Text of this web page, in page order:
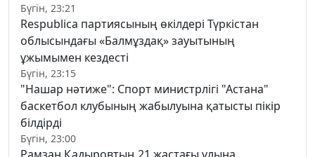
Бүгін, 23:21
Respublica партиясының өкілдері Түркістан
облысындағы «Балмұздақ» зауытының
ұжымымен кездесті
Бүгін, 23:15
"Нашар нәтиже": Спорт министрлігі "Астана"
баскетбол клубының жабылуына қатысты пікір
білдірді
Бүгін, 23:00